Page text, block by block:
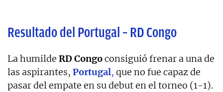
Resultado del Portugal – RD Congo
La humilde RD Congoconsiguió frenar a una de
las aspirantes, Portugal, que no fue capaz de
pasar del empate en su debut en el torneo (1-1).